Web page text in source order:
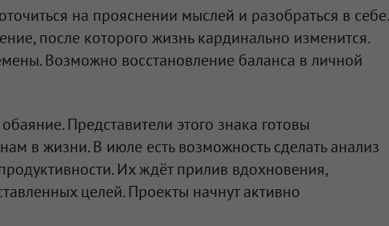
на прояснении мыслей и разобраться в себе.
после которого жизнь кардинально изменится.
Возможно восстановление баланса в личной
Представители этого знака готовы
в жизни. В июле есть возможность сделать анализ
Их ждёт прилив вдохновения,
целей. Проекты начнут активно